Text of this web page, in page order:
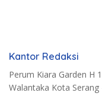
Kantor Redaksi
Perum Kiara Garden H
Walantaka Kota